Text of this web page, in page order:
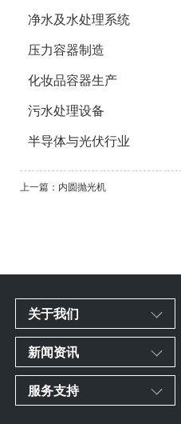
净水及水处理系统
压力容器制造
化妆品容器生产
污水处理设备
半导体与光伏行业
上一篇：内圆抛光机
关于我们
新闻资讯
服务支持